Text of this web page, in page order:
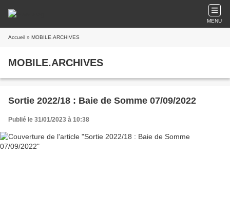
MENU
Accueil » MOBILE.ARCHIVES
MOBILE.ARCHIVES
Sortie 2022/18 : Baie de Somme 07/09/2022
Publié le 31/01/2023 à 10:38